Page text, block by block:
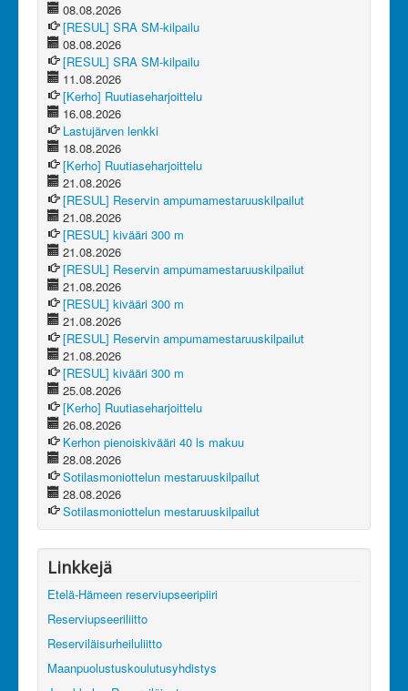
08.08.2026
[RESUL] SRA SM-kilpailu
08.08.2026
[RESUL] SRA SM-kilpailu
11.08.2026
[Kerho] Ruutiaseharjoittelu
16.08.2026
Lastujärven lenkki
18.08.2026
[Kerho] Ruutiaseharjoittelu
21.08.2026
[RESUL] Reservin ampumamestaruuskilpailut
21.08.2026
[RESUL] kivääri 300 m
21.08.2026
[RESUL] Reservin ampumamestaruuskilpailut
21.08.2026
[RESUL] kivääri 300 m
21.08.2026
[RESUL] Reservin ampumamestaruuskilpailut
21.08.2026
[RESUL] kivääri 300 m
25.08.2026
[Kerho] Ruutiaseharjoittelu
26.08.2026
Kerhon pienoiskivääri 40 ls makuu
28.08.2026
Sotilasmoniottelun mestaruuskilpailut
28.08.2026
Sotilasmoniottelun mestaruuskilpailut
Linkkejä
Etelä-Hämeen reserviupseeripiiri
Reserviupseeriliitto
Reserviläisurheiluliitto
Maanpuolustuskoulutusyhdistys